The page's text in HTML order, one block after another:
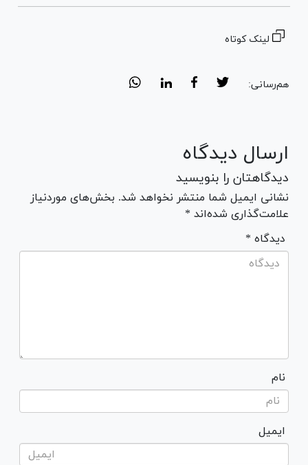
لینک کوتاه
هم‌رسانی:
ارسال دیدگاه
دیدگاهتان را بنویسید
نشانی ایمیل شما منتشر نخواهد شد. بخش‌های موردنیاز
علامت‌گذاری شده‌اند *
* دیدگاه
نام
ایمیل